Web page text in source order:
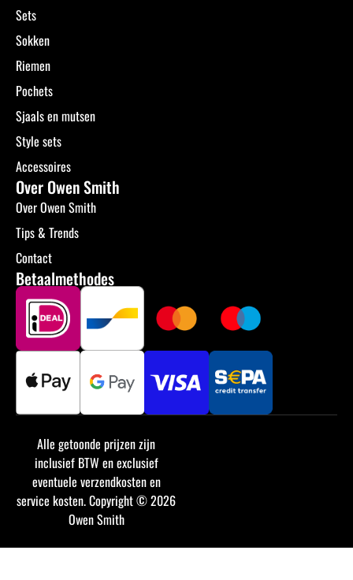
Sets
Sokken
Riemen
Pochets
Sjaals en mutsen
Style sets
Accessoires
Over Owen Smith
Over Owen Smith
Tips & Trends
Contact
Betaalmethodes
Alle getoonde prijzen zijn
inclusief BTW en exclusief
eventuele verzendkosten en
service kosten. Copyright © 2026
Owen Smith